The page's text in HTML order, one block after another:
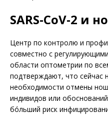
SARS-CoV-2 и
Центр по контролю и
совместно с
области опто­мет­рии по
подтверждают, что сейчас
необходимости отмены
индивидов или
бóльший риск